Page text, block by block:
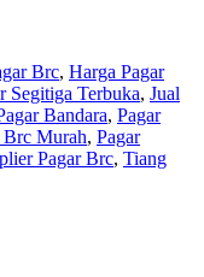
Brc, Harga Pagar
Segitiga Terbuka, Jual
Bandara, Pagar
Brc Murah, Pagar
Pagar Brc, Tiang